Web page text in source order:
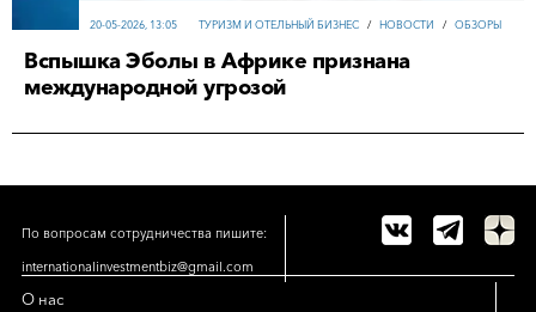
ТУРИЗМ И ОТЕЛЬНЫЙ БИЗНЕС / НОВОСТИ / ОБЗОРЫ
20-05-2026, 13:05
Вспышка Эболы в Африке признана
международной угрозой
По вопросам сотрудничества пишите:
internationalinvestmentbiz@gmail.com
О нас